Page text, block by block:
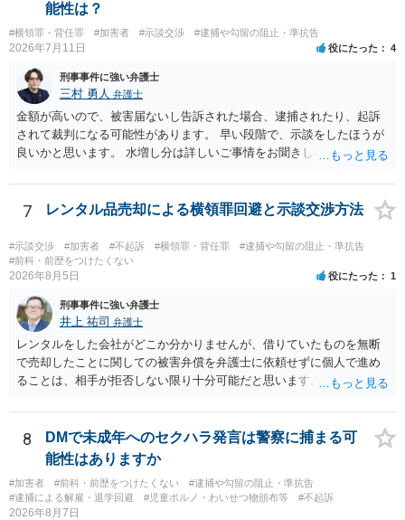
能性は？
#横領罪・背任罪 #加害者 #示談交渉 #逮捕や勾留の阻止・準抗告
2026年7月11日 役にたった 4
刑事事件に強い弁護士
三村 勇人 弁護士
金額が高いので、被害届ないし告訴された場合、逮捕されたり、起訴
されて裁判になる可能性があります。 早い段階で、示談をしたほうが
良いかと思います。 水増し分は詳しいご事情をお聞きしなければお答
7 レンタル品売却による横領罪回避と示談交渉方法
#示談交渉 #加害者 #不起訴 #横領罪・背任罪
#逮捕や勾留の阻止・準抗告
#前科・前歴をつけたくない
2026年8月5日 役にたった 1
刑事事件に強い弁護士
井上 祐司 弁護士
レンタルをした会社がどこか分かりませんが、借りていたものを無断
で売却したことに関しての被害弁償を弁護士に依頼せずに個人で進め
ることは、相手が拒否しない限り十分可能だと思います。 見積を出し
か）、弁護士に法律相談において助言をもらえば足りるでしょう。
8
DMで未成年へのセクハラ発言は警察に捕まる可
能性はありますか
#加害者 #前科・前歴をつけたくない
#逮捕や勾留の阻止・準抗告
#逮捕による解雇・退学回避
#児童ポルノ・わいせつ物頒布等 #不起訴
2026年8月7日